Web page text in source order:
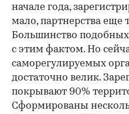
начале года,
мало, партнерства еще
Большинство
с этим фактом. Но
саморегулируемых
достаточно велик.
покрывают 90%
Сформированы